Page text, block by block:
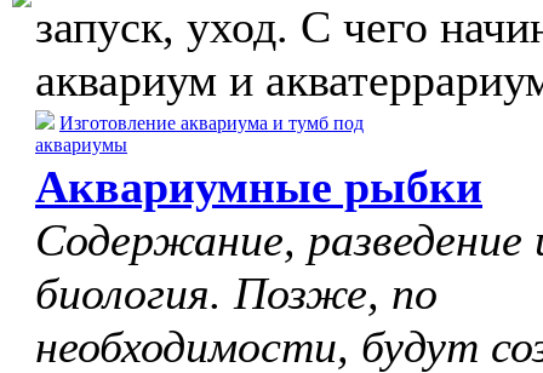
запуск, уход. С чего
аквариум и
Изготовление аквариума и тумб под
аквариумы
Аквариумные рыбки
Содержание, разведение
биология. Позже, по
необходимости, будут